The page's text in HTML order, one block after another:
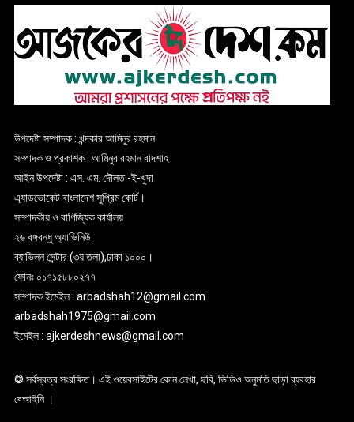
উপদেষ্টা সম্পাদক : খন্দকার আমিনুর রহমান
সম্পাদক ও প্রকাশক : আমিনুর রহমান বাদশাহ
আইন উপদেষ্টা : এস. এম. দৌলত -ই-খুদা
এ্যাডভোকেট বাংলাদেশ সুপ্রিম কোর্ট।
সম্পাদকীয় ও বাণিজ্যিক কার্যালয়
২৬ বঙ্গবন্ধু অ্যাভিনিউ
ব্যাভিলন সেন্টার (৩য় তলা),ঢাকা ১০০০।
ফোনঃ ০১৭১৫৮৮০২৭৭
সম্পাদক ইমেইল : arbadshah12@gmail.com
arbadshah1975@gmail.com
ইমেইল : ajkerdeshnews@gmail.com
© সর্বস্বত্ব সংরক্ষিত। এই ওয়েবসাইটের কোন লেখা, ছবি, ভিডিও অনুমতি ছাড়া ব্যবহার
বেআইনি ।